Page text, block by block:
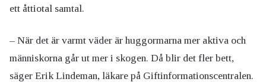
ett åttiotal samtal.
– När det är varmt väder är huggormarna mer aktiva och
människorna går ut mer i skogen. Då blir det fler bett,
säger Erik Lindeman, läkare på Giftinformationscentralen.